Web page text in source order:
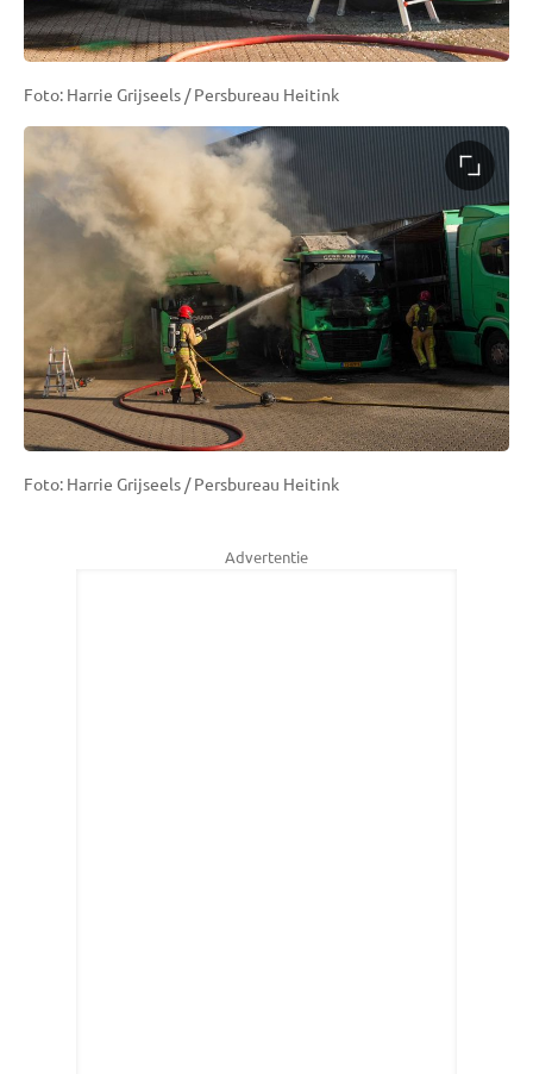
Foto: Harrie Grijseels / Persbureau Heitink
Foto: Harrie Grijseels / Persbureau Heitink
Advertentie